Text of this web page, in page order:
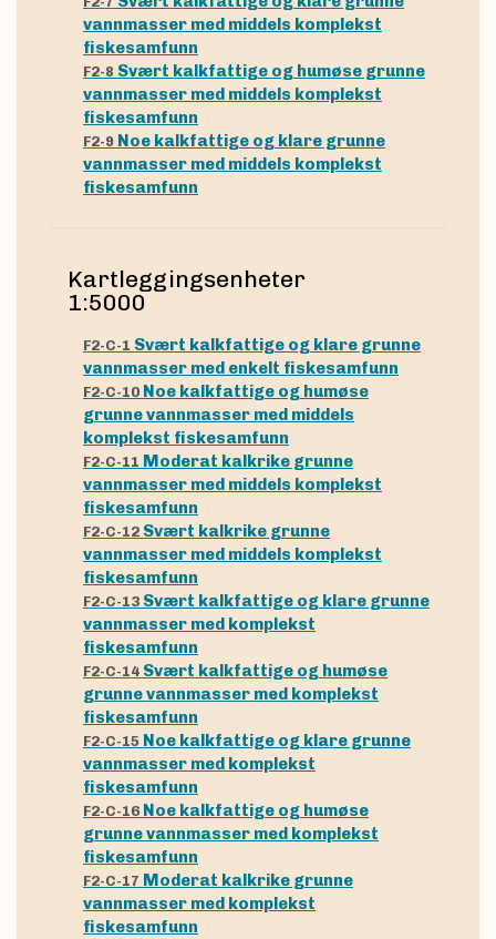
vannmasser med middels komplekst
fiskesamfunn
F2-8 Svært kalkfattige og humøse grunne
vannmasser med middels komplekst
fiskesamfunn
F2-9 Noe kalkfattige og klare grunne
vannmasser med middels komplekst
fiskesamfunn
Kartleggingsenheter
1:5000
F2-C-1 Svært kalkfattige og klare grunne
vannmasser med enkelt fiskesamfunn
F2-C-10 Noe kalkfattige og humøse
grunne vannmasser med middels
komplekst fiskesamfunn
F2-C-11 Moderat kalkrike grunne
vannmasser med middels komplekst
fiskesamfunn
F2-C-12 Svært kalkrike grunne
vannmasser med middels komplekst
fiskesamfunn
F2-C-13 Svært kalkfattige og klare grunne
vannmasser med komplekst
fiskesamfunn
F2-C-14 Svært kalkfattige og humøse
grunne vannmasser med komplekst
fiskesamfunn
F2-C-15 Noe kalkfattige og klare grunne
vannmasser med komplekst
fiskesamfunn
F2-C-16 Noe kalkfattige og humøse
grunne vannmasser med komplekst
fiskesamfunn
F2-C-17 Moderat kalkrike grunne
vannmasser med komplekst
fiskesamfunn